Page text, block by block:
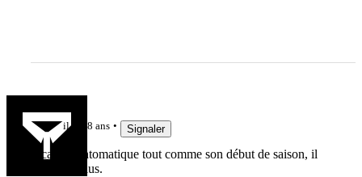
il y a 8 ans Signaler
Pica est fantomatique tout comme son début de saison, il
n'avance plus.